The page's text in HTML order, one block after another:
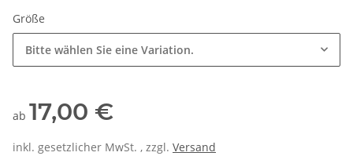
Größe
Bitte wählen Sie eine Variation.
ab 17,00 €
inkl. gesetzlicher MwSt. , zzgl. Versand